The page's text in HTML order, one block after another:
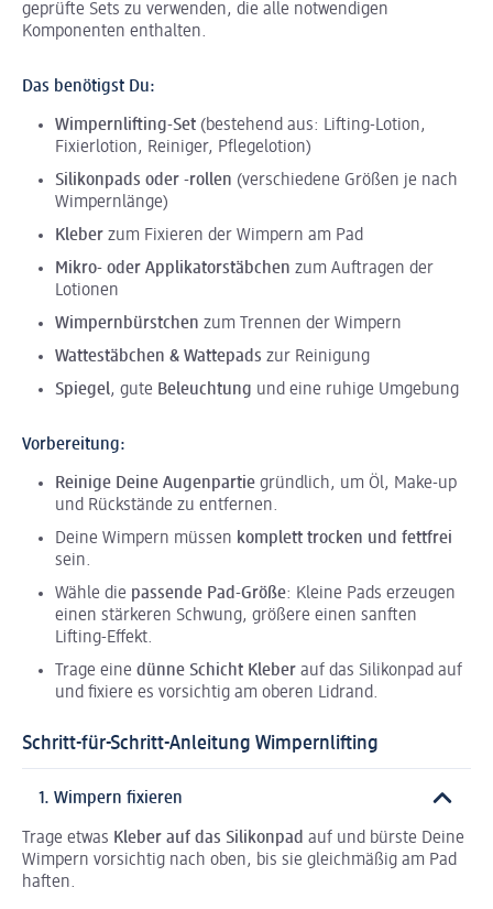
geprüfte Sets zu verwenden, die alle notwendigen
Komponenten enthalten.
Das benötigst Du:
Wimpernlifting-Set (bestehend aus: Lifting-Lotion,
Fixierlotion, Reiniger, Pflegelotion)
Silikonpads oder -rollen (verschiedene Größen je nach
Wimpernlänge)
Kleber zum Fixieren der Wimpern am Pad
Mikro- oder Applikatorstäbchen zum Auftragen der
Lotionen
Wimpernbürstchen zum Trennen der Wimpern
Wattestäbchen & Wattepads zur Reinigung
Spiegel, gute Beleuchtung und eine ruhige Umgebung
Vorbereitung:
Reinige Deine Augenpartie gründlich, um Öl, Make-up
und Rückstände zu entfernen.
Deine Wimpern müssen komplett trocken und fettfrei
sein.
Wähle die passende Pad-Größe: Kleine Pads erzeugen
einen stärkeren Schwung, größere einen sanften
Lifting-Effekt.
Trage eine dünne Schicht Kleber auf das Silikonpad auf
und fixiere es vorsichtig am oberen Lidrand.
Schritt-für-Schritt-Anleitung Wimpernlifting
1. Wimpern fixieren
Trage etwas Kleber auf das Silikonpad auf und bürste Deine
Wimpern vorsichtig nach oben, bis sie gleichmäßig am Pad
haften.